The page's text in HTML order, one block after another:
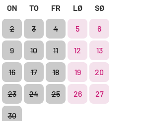
ON TO FR LØ SØ
2 3 4 5 6
9 10 11 12 13
16 17 18 19 20
23 24 25 26 27
30